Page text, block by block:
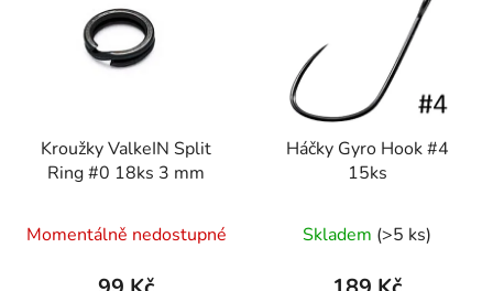
Kroužky ValkeIN Split
Ring #0 18ks 3 mm
Momentálně nedostupné
Háčky Gyro Hook #4
15ks
Skladem (>5 ks)